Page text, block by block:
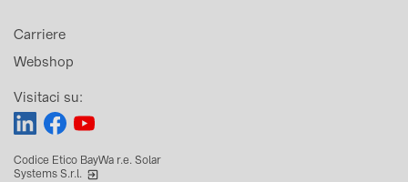
Webshop
Carriere
Visitaci su:
Codice Etico BayWa r.e. Solar
Systems S.r.l.